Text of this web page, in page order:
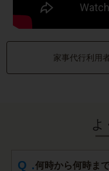
家事代行利用
よ
何時から何時ま